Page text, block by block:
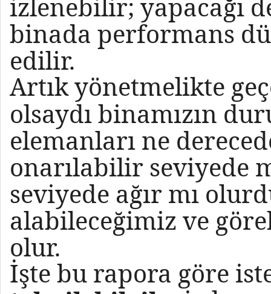
binada performans
edilir.
Artık yönetmelikte
olsaydı binamızın
elemanları ne
onarılabilir seviyede
seviyede ağır mı
alabileceğimiz ve
olur.
İşte bu rapora göre